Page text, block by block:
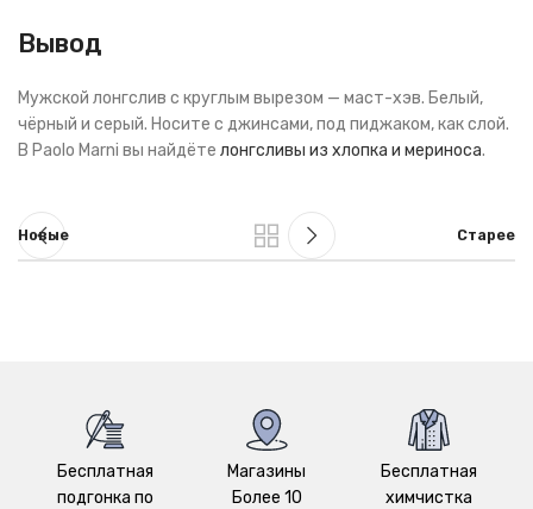
Вывод
Мужской лонгслив с круглым вырезом — маст-хэв. Белый,
чёрный и серый. Носите с джинсами, под пиджаком, как слой.
В Paolo Marni вы найдёте лонгсливы из хлопка и мериноса.
Новые Старее
Бесплатная
подгонка по
Магазины
Более 10
Бесплатная
химчистка